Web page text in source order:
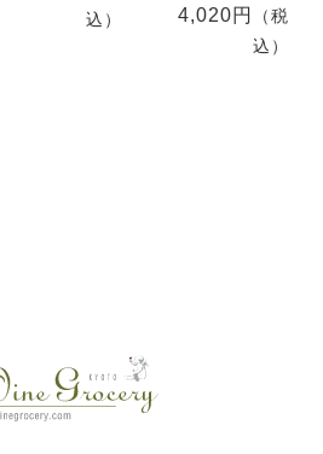
込）
4,020円
（税
込）